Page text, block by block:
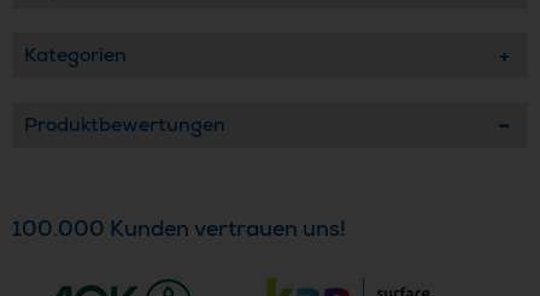
Kategorien
Produktbewertungen
100.000 Kunden vertrauen uns!